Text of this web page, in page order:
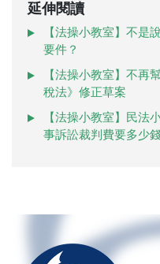
延伸閱讀
【法操小教室】不是
要件？
【法操小教室】不再
稅法》修正草案
【法操小教室】民法
事訴訟裁判費要多少